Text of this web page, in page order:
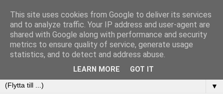
▼
This site uses cookies from Google to deliver its services
and to analyze traffic. Your IP address and user-agent are
shared with Google along with performance and security
metrics to ensure quality of service, generate usage
statistics, and to detect and address abuse.
LEARN MORE GOT IT